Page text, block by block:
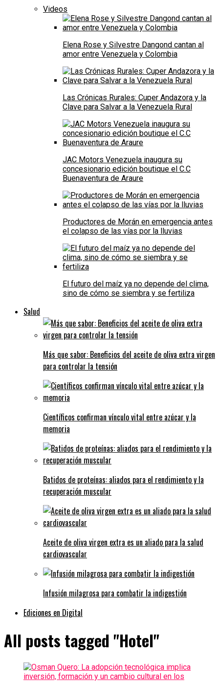
Videos
Elena Rose y Silvestre Dangond cantan al
amor entre Venezuela y Colombia
Las Crónicas Rurales: Cuper Andazora y la
Clave para Salvar a la Venezuela Rural
JAC Motors Venezuela inaugura su
concesionario edición boutique el C.C
Buenaventura de Araure
Productores de Morán en emergencia antes
el colapso de las vías por la lluvias
El futuro del maíz ya no depende del clima,
sino de cómo se siembra y se fertiliza
Salud
Más que sabor: Beneficios del aceite de oliva extra virgen
para controlar la tensión
Científicos confirman vínculo vital entre azúcar y la
memoria
Batidos de proteínas: aliados para el rendimiento y la
recuperación muscular
Aceite de oliva virgen extra es un aliado para la salud
cardiovascular
Infusión milagrosa para combatir la indigestión
Ediciones en Digital
All posts tagged "Hotel"